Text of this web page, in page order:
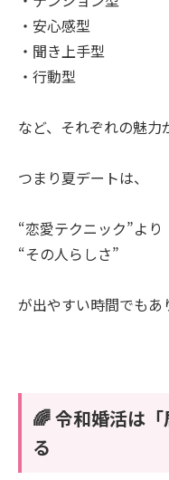
・安心感型
・聞き上手型
・行動型
など、それぞれの魅力
つまり夏デートは、
“恋愛テクニック”より
“その人らしさ”
が出やすい時間でもあ
🌈 令和婚活は
る